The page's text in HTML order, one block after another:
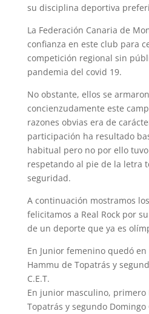
su disciplina deportiva
La Federación Canaria de
confianza en este club para
competición regional sin
pandemia del covid 19.
No obstante, ellos se
concienzudamente este
razones obvias era de
participación ha resultado
habitual pero no por ello
respetando al pie de la letra
seguridad.
A continuación mostramos
felicitamos a Real Rock por
de un deporte que ya es
En Junior femenino quedó
Hammu de Topatrás y
C.E.T.
En junior masculino, primero
Topatrás y segundo Domingo